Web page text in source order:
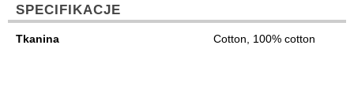
SPECIFIKACJE
Tkanina Cotton, 100% cotton